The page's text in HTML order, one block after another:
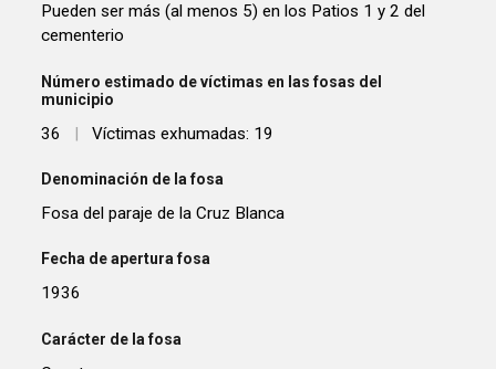
Pueden ser más (al menos 5) en los Patios 1 y 2 del
cementerio
Número estimado de víctimas en las fosas del
municipio
36 | Víctimas exhumadas: 19
Denominación de la fosa
Fosa del paraje de la Cruz Blanca
Fecha de apertura fosa
1936
Carácter de la fosa